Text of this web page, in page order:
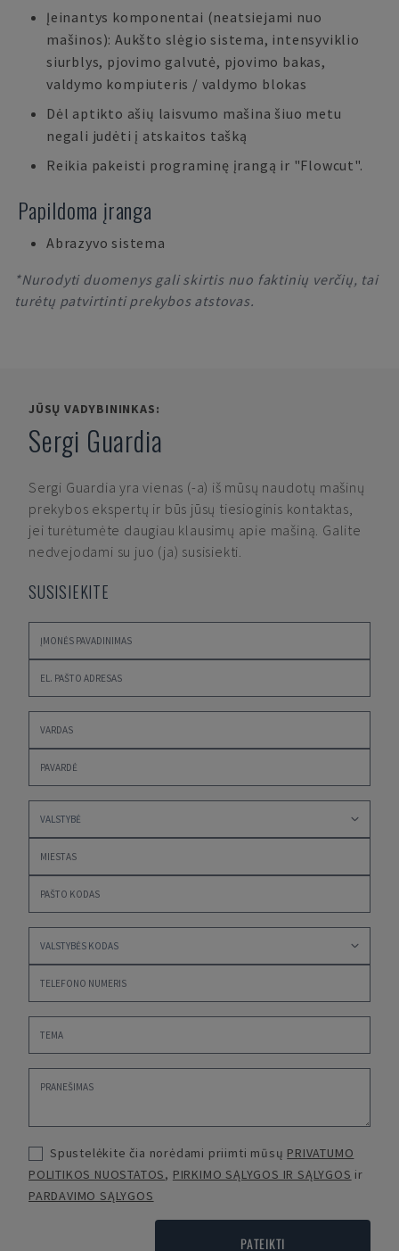
Įeinantys komponentai (neatsiejami nuo
mašinos): Aukšto slėgio sistema, intensyviklio
siurblys, pjovimo galvutė, pjovimo bakas,
valdymo kompiuteris / valdymo blokas
Dėl aptikto ašių laisvumo mašina šiuo metu
negali judėti į atskaitos tašką
Reikia pakeisti programinę įrangą ir "Flowcut".
Papildoma įranga
Abrazyvo sistema
*Nurodyti duomenys gali skirtis nuo faktinių verčių, tai
turėtų patvirtinti prekybos atstovas.
JŪSŲ VADYBININKAS:
Sergi Guardia
Sergi Guardia yra vienas (-a) iš mūsų naudotų mašinų
prekybos ekspertų ir būs jūsų tiesioginis kontaktas,
jei turėtumėte daugiau klausimų apie mašiną. Galite
nedvejodami su juo (ja) susisiekti.
SUSISIEKITE
Spustelėkite čia norėdami priimti mūsų PRIVATUMO
POLITIKOS NUOSTATOS, PIRKIMO SĄLYGOS IR SĄLYGOS ir
PARDAVIMO SĄLYGOS
PATEIKTI